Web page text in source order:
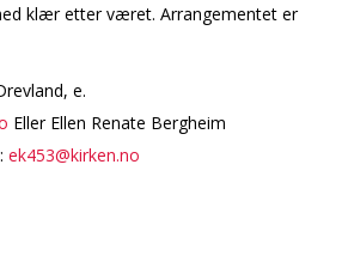
klær etter været. Arrangementet er
e.
Eller Ellen Renate Bergheim
ek453@kirken.no